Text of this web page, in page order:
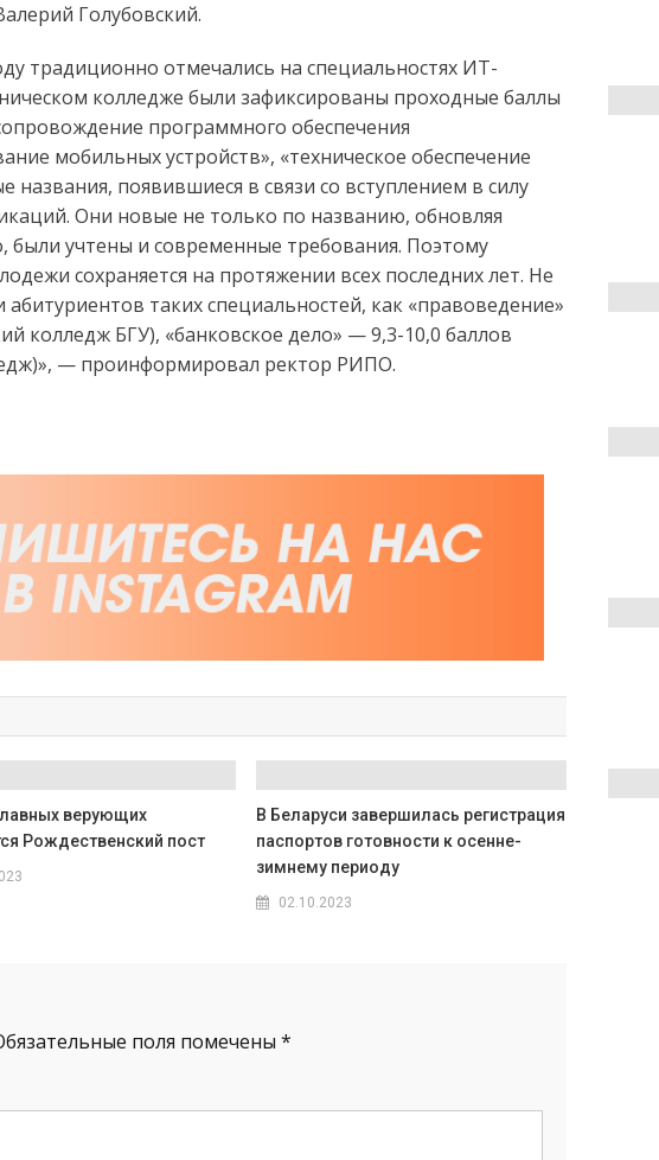
Голубовский.
традиционно отмечались на специальностях ИТ-
колледже были зафиксированы проходные баллы
программного обеспечения
мобильных устройств», «техническое обеспечение
появившиеся в связи со вступлением в силу
Они новые не только по названию, обновляя
были учтены и современные требования. Поэтому
сохраняется на протяжении всех последних лет. Не
таких специальностей, как «правоведение»
колледж БГУ), «банковское дело» — 9,3-10,0 баллов
— проинформировал ректор РИПО.
верующих
Рождественский пост
В Беларуси завершилась регистрация
паспортов готовности к осенне-
зимнему периоду
02.10.2023
поля помечены *